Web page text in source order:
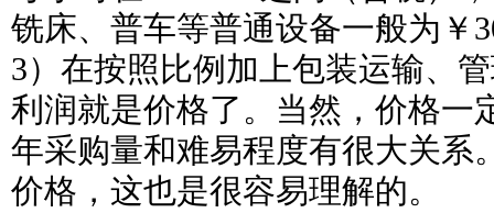
铣床、普车等普通设备一般为￥
3）在按照比例加上包装运输、
利润就是价格了。当然，价格一
年采购量和难易程度有很大关系
价格，这也是很容易理解的。